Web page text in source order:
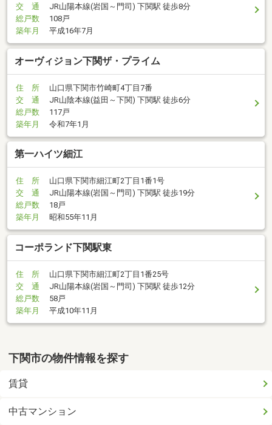
交 通
JR山陽本線(岩国～門司) 下関駅 徒歩8分
総戸数
108戸
築年月
平成16年7月
オーヴィジョン下関ザ・プライム
住 所
山口県下関市竹崎町4丁目7番
交 通
JR山陰本線(益田～下関) 下関駅 徒歩6分
総戸数
117戸
築年月
令和7年1月
第一ハイツ細江
住 所
山口県下関市細江町2丁目1番1号
交 通
JR山陽本線(岩国～門司) 下関駅 徒歩19分
総戸数
18戸
築年月
昭和55年11月
コーポランド下関駅東
住 所
山口県下関市細江町2丁目1番25号
交 通
JR山陽本線(岩国～門司) 下関駅 徒歩12分
総戸数
58戸
築年月
平成10年11月
下関市の物件情報を探す
賃貸
中古マンション